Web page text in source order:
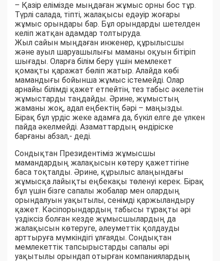
– Қазір елімізде мыңдаған жұмыс орны бос тұр.
Түрлі салада, тіпті, жалақысы едәуір жоғары
жұмыс орындары бар. Бұл орындарды шетелден
келіп жатқан адамдар толтыруда.
Жыл сайын мыңдаған инженер, құрылысшы
және ауыл шаруашылығы маманы оқуын бітіріп
шығады. Оларға білім беру үшін мемлекет
қомақты қаражат бөліп жатыр. Алайда көбі
мамандығы бойынша жұмыс істемейді. Олар
арнайы білімді қажет етпейтін, тез табыс әкелетін
жұмыстарды таңдайды. Әрине, жұмыстың
жаманы жоқ, адал еңбектің бәрі – маңызды.
Бірақ бұл үрдіс жеке адамға да, бүкіл елге де үлкен
пайда әкелмейді. Азаматтардың өндіріске
барғаны абзал,- деді.
Сондықтан Президентіміз жұмысшы
мамандардың жалақысын көтеру қажеттігіне
баса тоқталды. Әрине, құрылыс алаңындағы
жұмысқа лайықты еңбекақы төленуі керек. Бірақ
бұл үшін бізге сапалы жобалар мен олардың
орындалуын уақытылы, сенімді қаржыландыру
қажет. Кәсіпорындардың табысы тұрақты әрі
үздіксіз болған кезде жұмысшылардың да
жалақысын көтеруге, әлеуметтік қолдауды
арттыруға мүмкіндігі ұлғаяды. Сондықтан
мемлекеттік тапсырыстарды сапалы әрі
уақытылы орындап отырған компаниялардың